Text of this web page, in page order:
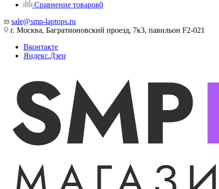
Сравнение товаров0
sale@smp-laptops.ru
г. Москва, Багратионовский проезд, 7к3, павильон F2-021
Вконтакте
Яндекс.Дзен